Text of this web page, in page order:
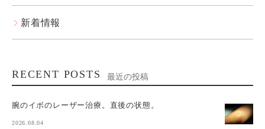
新着情報
RECENT POSTS 最近の投稿
腕のイボのレーザー治療。直後の状態。
2026.08.04